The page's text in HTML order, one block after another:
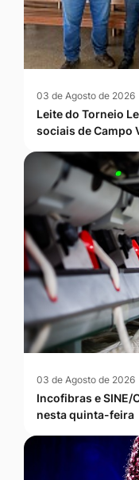
03 de Agosto de 2026
Leite do Torneio
sociais de Campo
03 de Agosto de 2026
Incofibras e SINE/
nesta quinta-feira